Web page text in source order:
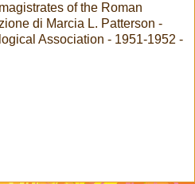
of the Roman
di Marcia L. Patterson -
Association - 1951-1952 -